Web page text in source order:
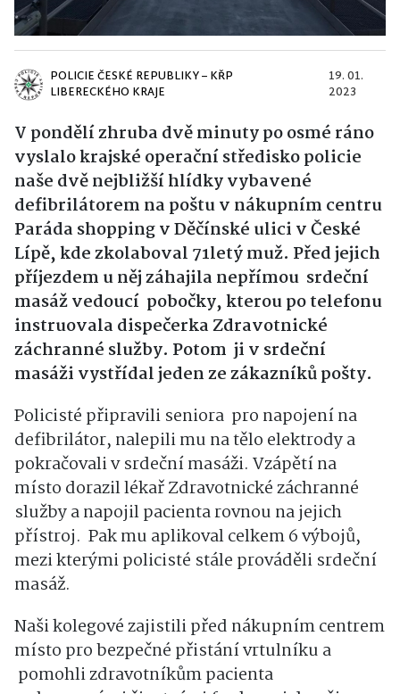
POLICIE ČESKÉ REPUBLIKY – KŘP
LIBERECKÉHO KRAJE
19. 01.
2023
V pondělí zhruba dvě minuty po osmé ráno
vyslalo krajské operační středisko policie
naše dvě nejbližší hlídky vybavené
defibrilátorem na poštu v nákupním centru
Paráda shopping v Děčínské ulici v České
Lípě, kde zkolaboval 71letý muž. Před jejich
příjezdem u něj záhajila nepřímou srdeční
masáž vedoucí pobočky, kterou po telefonu
instruovala dispečerka Zdravotnické
záchranné služby. Potom ji v srdeční
masáži vystřídal jeden ze zákazníků pošty.
Policisté připravili seniora pro napojení na
defibrilátor, nalepili mu na tělo elektrody a
pokračovali v srdeční masáži. Vzápětí na
místo dorazil lékař Zdravotnické záchranné
služby a napojil pacienta rovnou na jejich
přístroj. Pak mu aplikoval celkem 6 výbojů,
mezi kterými policisté stále prováděli srdeční
masáž.
Naši kolegové zajistili před nákupním centrem
místo pro bezpečné přistání vrtulníku a
pomohli zdravotníkům pacienta